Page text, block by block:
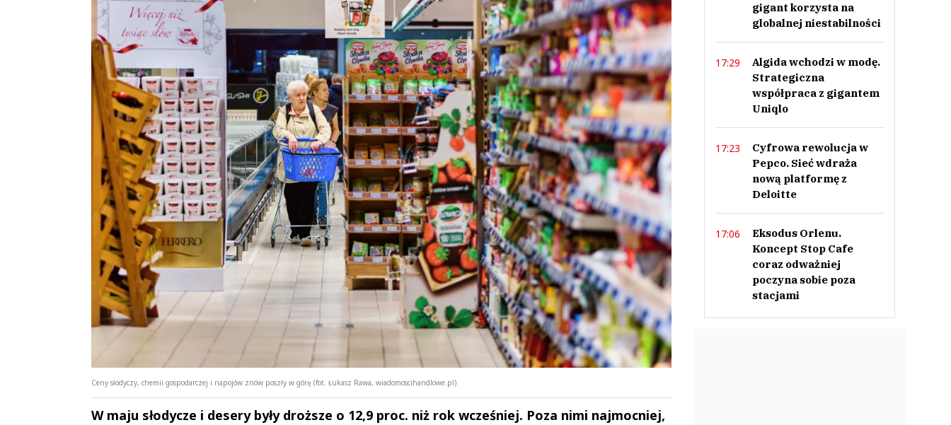
Ceny słodyczy, chemii gospodarczej i napojów znów poszły w górę (fot. Łukasz Rawa, wiadomoscihandlowe.pl)
W maju słodycze i desery były droższe o 12,9 proc. niż rok wcześniej. Poza nimi najmocniej,
gigant korzysta na
globalnej niestabilności
17:29
Algida wchodzi w modę.
Strategiczna
współpraca z gigantem
Uniqlo
17:23
Cyfrowa rewolucja w
Pepco. Sieć wdraża
nową platformę z
Deloitte
17:06
Eksodus Orlenu.
Koncept Stop Cafe
coraz odważniej
poczyna sobie poza
stacjami